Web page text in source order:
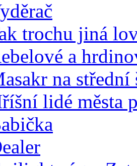
trochu jiná
a
na střední
lidé města